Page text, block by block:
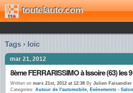
toutelauto.com
Tags › loic
mar 21, 2012
8ème FERRARISSIMO à Issoire (63) les
Written on mars 21st, 2012 at 12:38 By Julien Faisandier
Categories: Autour de l'automobile, Evènements -